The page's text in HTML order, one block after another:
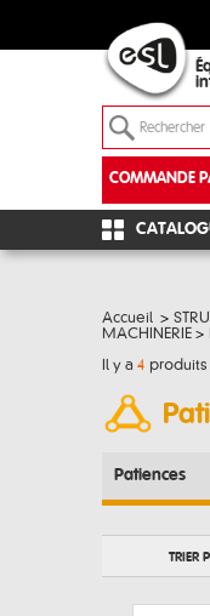
COMMANDE
Accueil >
MACHINERIE >
Il y a 4 produits
Patiences
TRIER